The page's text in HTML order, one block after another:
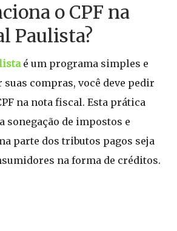
o CPF na
Paulista?
é um programa simples e
suas compras, você deve pedir
na nota fiscal. Esta prática
sonegação de impostos e
parte dos tributos pagos seja
na forma de créditos.